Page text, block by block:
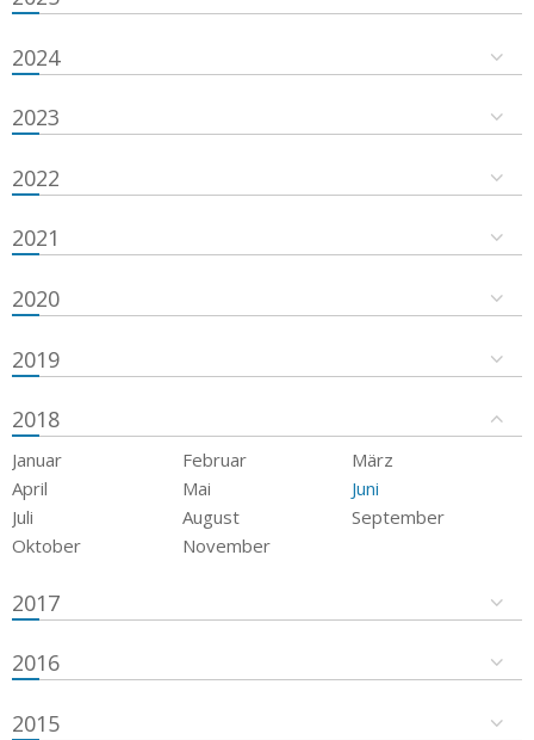
2024
2023
2022
2021
2020
2019
2018
Januar Februar
März
April
Mai
Juni
Juli
August
September
Oktober
November
2017
2016
2015